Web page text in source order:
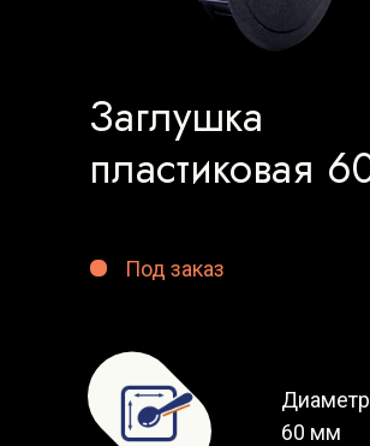
Заглушка
пластиковая
60 мм
Под заказ